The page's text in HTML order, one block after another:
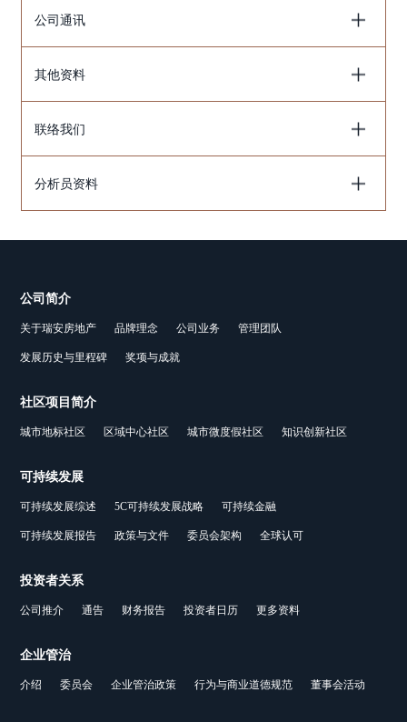
公司通讯
其他资料
联络我们
分析员资料
公司简介
关于瑞安房地产 品牌理念 公司业务 管理团队
发展历史与里程碑 奖项与成就
社区项目简介
城市地标社区 区域中心社区 城市微度假社区 知识创新社区
可持续发展
可持续发展综述 5C可持续发展战略 可持续金融
可持续发展报告 政策与文件 委员会架构 全球认可
投资者关系
公司推介 通告 财务报告 投资者日历 更多资料
企业管治
介绍 委员会 企业管治政策 行为与商业道德规范 董事会活动